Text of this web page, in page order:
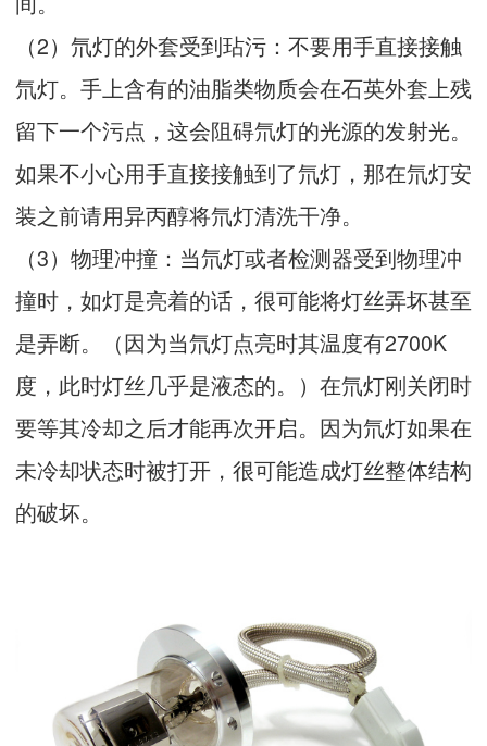
（2）氘灯的外套受到玷污：不要用手直接接触
氘灯。手上含有的油脂类物质会在石英外套上残
留下一个污点，这会阻碍氘灯的光源的发射光。
如果不小心用手直接接触到了氘灯，那在氘灯安
装之前请用异丙醇将氘灯清洗干净。
（3）物理冲撞：当氘灯或者检测器受到物理冲
撞时，如灯是亮着的话，很可能将灯丝弄坏甚至
是弄断。（因为当氘灯点亮时其温度有2700K
度，此时灯丝几乎是液态的。）在氘灯刚关闭时
要等其冷却之后才能再次开启。因为氘灯如果在
未冷却状态时被打开，很可能造成灯丝整体结构
的破坏。